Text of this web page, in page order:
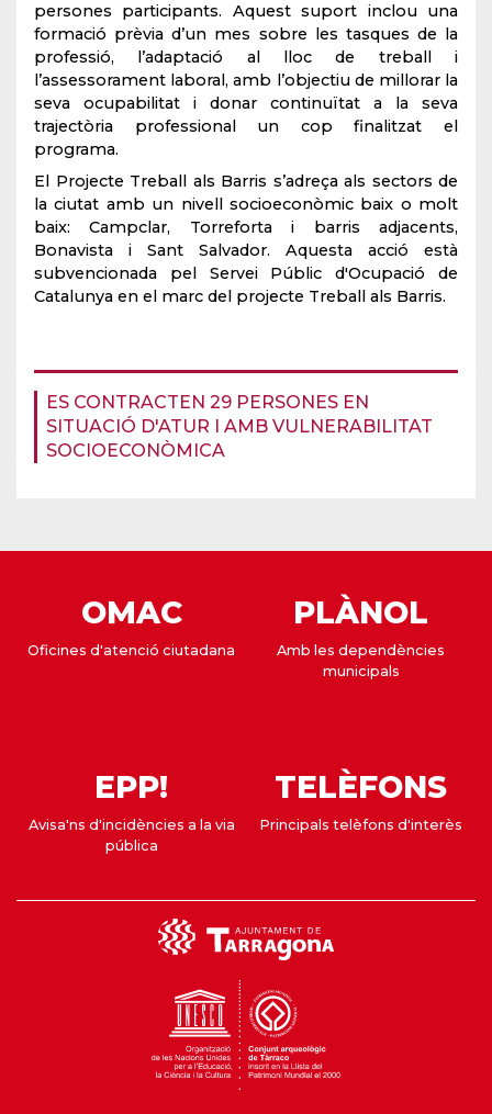
ES CONTRACTEN 29 PERSONES EN
SITUACIÓ D'ATUR I AMB VULNERABILITAT
SOCIOECONÒMICA
persones participants. Aquest suport inclou una
formació prèvia d’un mes sobre les tasques de la
professió, l’adaptació al lloc de treball i
l’assessorament laboral, amb l’objectiu de millorar la
seva ocupabilitat i donar continuïtat a la seva
trajectòria professional un cop finalitzat el
programa.
El Projecte Treball als Barris s’adreça als sectors de
la ciutat amb un nivell socioeconòmic baix o molt
baix: Campclar, Torreforta i barris adjacents,
Bonavista i Sant Salvador. Aquesta acció està
subvencionada pel Servei Públic d'Ocupació de
Catalunya en el marc del projecte Treball als Barris.
OMAC
Oficines d'atenció ciutadana
PLÀNOL
Amb les dependències
municipals
EPP!
Avisa'ns d'incidències a la via
pública
TELÈFONS
Principals telèfons d'interès